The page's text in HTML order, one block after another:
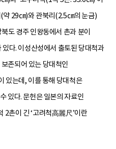
약 29㎝)와 관북리(2.5㎝의 눈금)
도 경주 인왕동에서 촌과 분이
다. 이성산성에서 출토된 당대척과
존되어 있는 당대척인
있는데, 이를 통해 당대척은
있다. 문헌은 일본의 자료인
2촌이 긴 ‘고려척高麗尺’이란